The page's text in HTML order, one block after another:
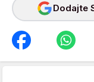
Dodajte